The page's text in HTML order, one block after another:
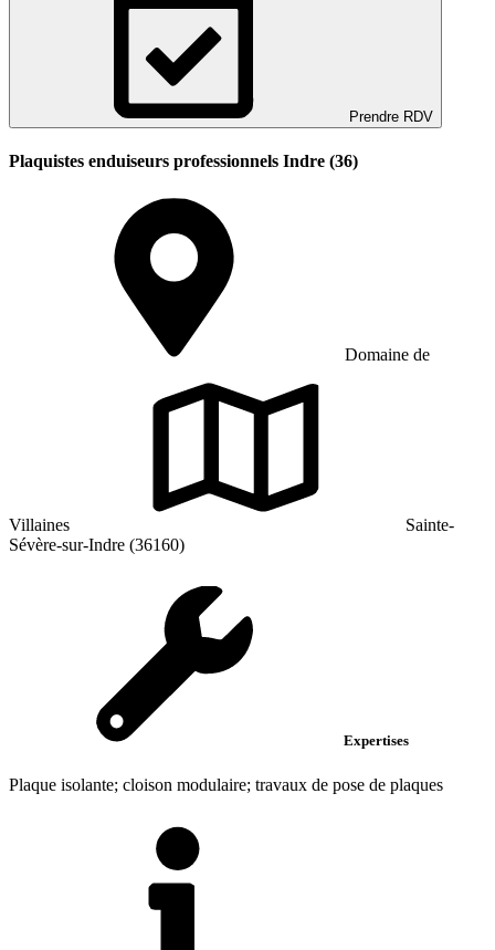
Prendre RDV
Plaquistes enduiseurs professionnels Indre (36)
Domaine de
Villaines
Sainte-
Sévère-sur-Indre (36160)
Expertises
Plaque isolante; cloison modulaire; travaux de pose de plaques